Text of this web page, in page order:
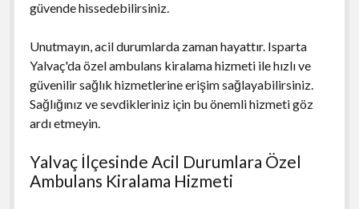
güvende hissedebilirsiniz.
Unutmayın, acil durumlarda zaman hayattır. Isparta
Yalvaç'da özel ambulans kiralama hizmeti ile hızlı ve
güvenilir sağlık hizmetlerine erişim sağlayabilirsiniz.
Sağlığınız ve sevdikleriniz için bu önemli hizmeti göz
ardı etmeyin.
Yalvaç İlçesinde Acil Durumlara Özel
Ambulans Kiralama Hizmeti